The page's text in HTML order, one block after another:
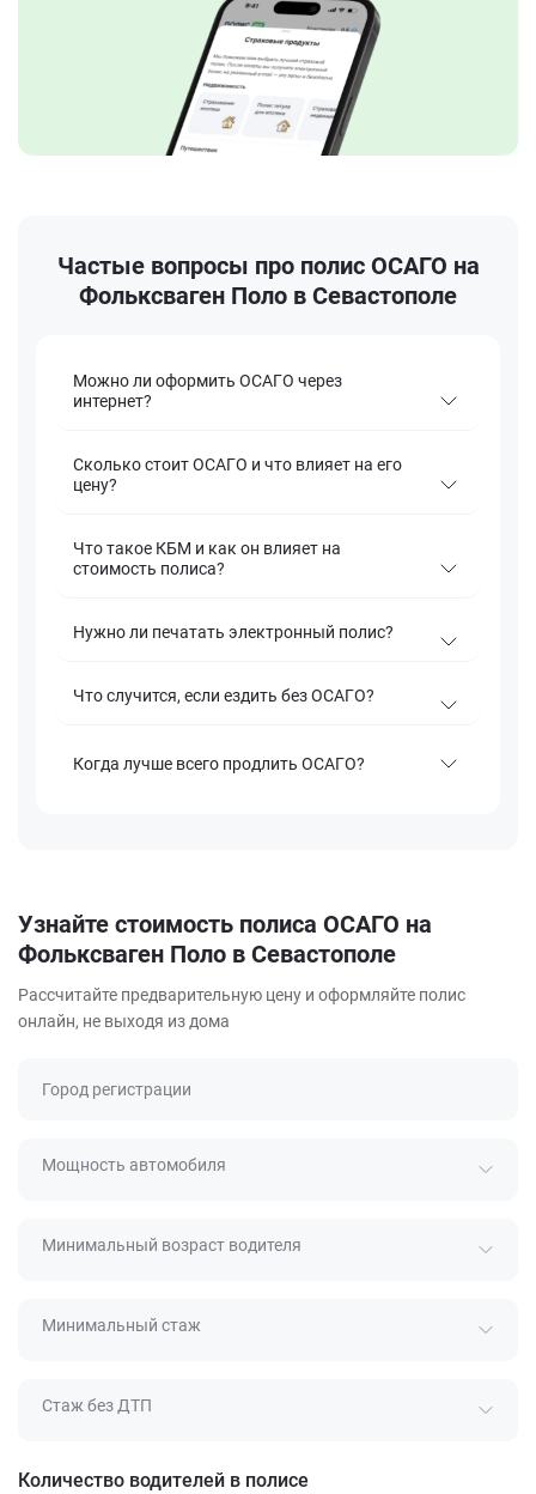
Частые вопросы про полис ОСАГО на
Фольксваген Поло в Севастополе
Можно ли оформить ОСАГО через
интернет?
Сколько стоит ОСАГО и что влияет на его
цену?
Что такое КБМ и как он влияет на
стоимость полиса?
Нужно ли печатать электронный полис?
Что случится, если ездить без ОСАГО?
Когда лучше всего продлить ОСАГО?
Узнайте стоимость полиса ОСАГО на
Фольксваген Поло в Севастополе
Рассчитайте предварительную цену и оформляйте полис
онлайн, не выходя из дома
Город регистрации
Мощность автомобиля
Минимальный возраст водителя
Минимальный стаж
Стаж без ДТП
Количество водителей в полисе